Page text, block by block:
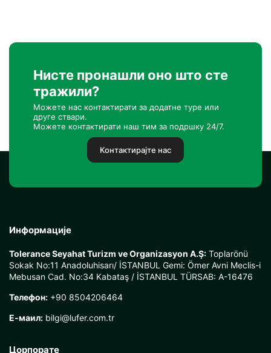
Нисте пронашли оно што сте
тражили?
Можете нас контактирати за додатне туре или
друге ствари.
Можете контактирати наш тим за подршку 24/7.
Контактирајте нас
Информације
Tolerance Seyahat Turizm ve Organizasyon A.Ş: Toplarönü
Sokak No:11 Anadoluhisarı/ İSTANBUL Gemi: Ömer Avni Meclis-i
Mebusan Cad. No:34 Kabataş / İSTANBUL TÜRSAB: A-16476
Телефон: +90 8504206464
Е-маил: bilgi@lufer.com.tr
Цорпорате